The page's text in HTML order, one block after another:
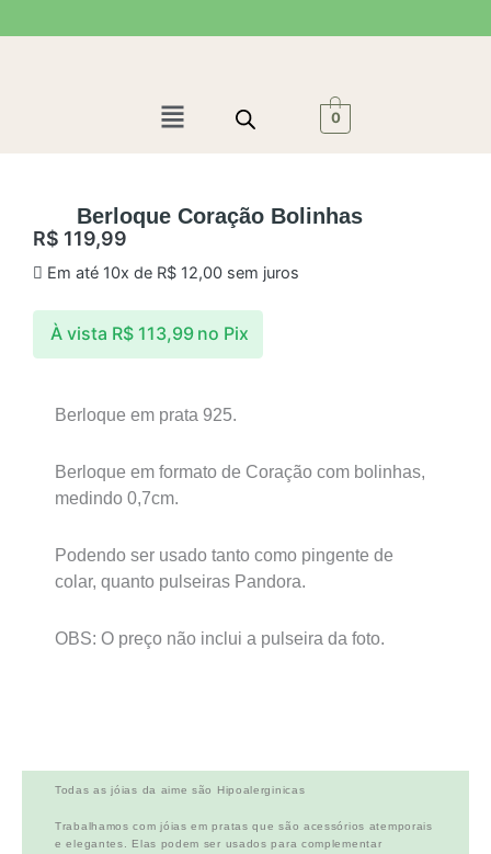
para
Menu 0
Berloque Coração Bolinhas
R$ 119,99
Em até 10x de R$12,00sem juros
À vista R$113,99 no Pix
Berloque em prata 925.
Berloque em formato de Coração com bolinhas,
medindo 0,7cm.
Podendo ser usado tanto como pingente de
colar, quanto pulseiras Pandora.
OBS: O preço não inclui a pulseira da foto.
Todas as jóias da aime são Hipoalerginicas
Trabalhamos com jóias em pratas que são acessórios atemporais
e elegantes. Elas podem ser usados para complementar